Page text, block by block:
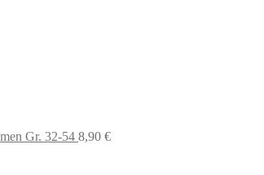
Gr. 32-54 8,90 €